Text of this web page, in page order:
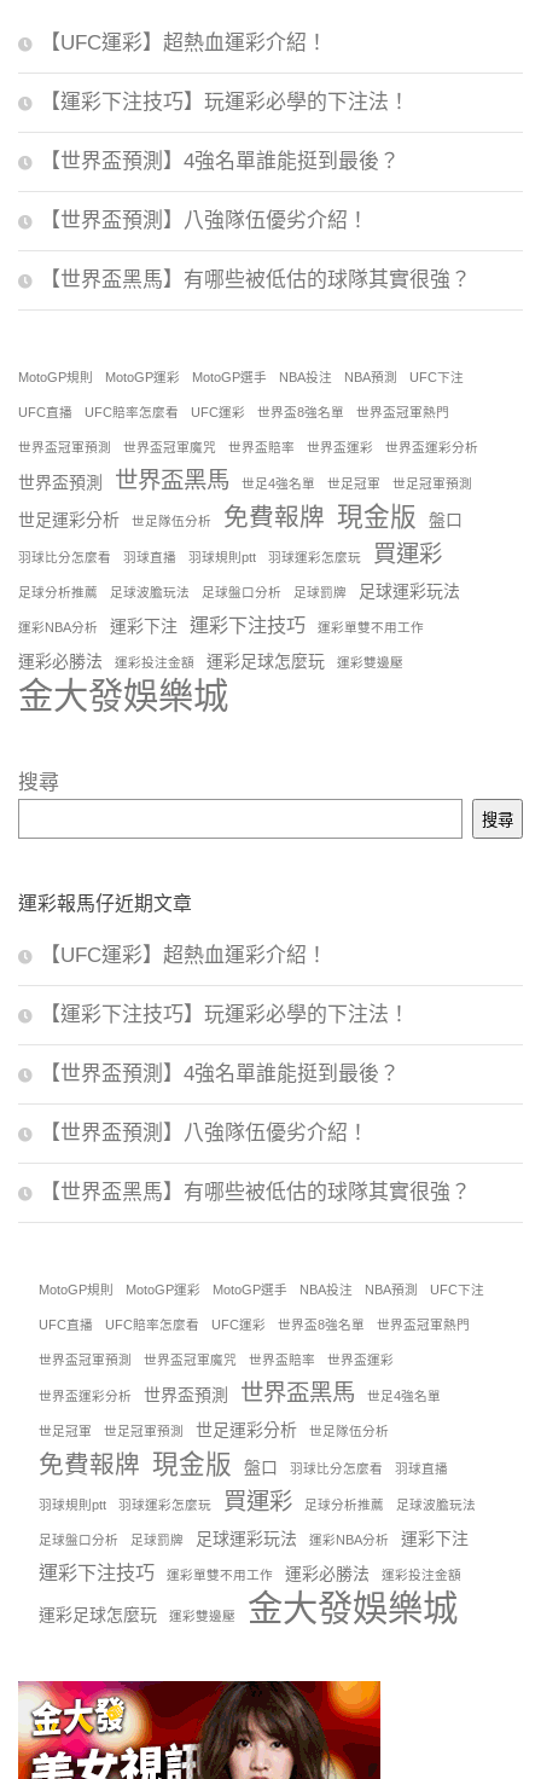
【UFC運彩】超熱血運彩介紹！
【運彩下注技巧】玩運彩必學的下注法！
【世界盃預測】4強名單誰能挺到最後？
【世界盃預測】八強隊伍優劣介紹！
【世界盃黑馬】有哪些被低估的球隊其實很強？
MotoGP規則 MotoGP運彩 MotoGP選手 NBA投注 NBA預測 UFC下注
UFC直播 UFC賠率怎麼看 UFC運彩 世界盃8強名單 世界盃冠軍熱門
世界盃冠軍預測 世界盃冠軍魔咒 世界盃賠率 世界盃運彩 世界盃運彩分析
世界盃預測 世界盃黑馬 世足4強名單 世足冠軍 世足冠軍預測
世足運彩分析 世足隊伍分析 免費報牌 現金版 盤口
羽球比分怎麼看 羽球直播 羽球規則ptt 羽球運彩怎麼玩 買運彩
足球分析推薦 足球波膽玩法 足球盤口分析 足球罰牌 足球運彩玩法
運彩NBA分析 運彩下注 運彩下注技巧 運彩單雙不用工作
運彩必勝法 運彩投注金額 運彩足球怎麼玩 運彩雙邊壓
金大發娛樂城
搜尋
搜尋
運彩報馬仔近期文章
【UFC運彩】超熱血運彩介紹！
【運彩下注技巧】玩運彩必學的下注法！
【世界盃預測】4強名單誰能挺到最後？
【世界盃預測】八強隊伍優劣介紹！
【世界盃黑馬】有哪些被低估的球隊其實很強？
MotoGP規則 MotoGP運彩 MotoGP選手 NBA投注 NBA預測 UFC下注
UFC直播 UFC賠率怎麼看 UFC運彩 世界盃8強名單 世界盃冠軍熱門
世界盃冠軍預測 世界盃冠軍魔咒 世界盃賠率 世界盃運彩
世界盃運彩分析 世界盃預測 世界盃黑馬 世足4強名單
世足冠軍 世足冠軍預測 世足運彩分析 世足隊伍分析
免費報牌 現金版 盤口 羽球比分怎麼看 羽球直播
羽球規則ptt 羽球運彩怎麼玩 買運彩 足球分析推薦 足球波膽玩法
足球盤口分析 足球罰牌 足球運彩玩法 運彩NBA分析 運彩下注
運彩下注技巧 運彩單雙不用工作 運彩必勝法 運彩投注金額
運彩足球怎麼玩 運彩雙邊壓 金大發娛樂城